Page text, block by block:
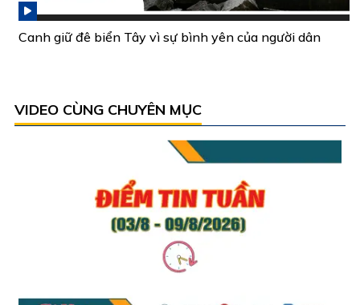
Canh giữ đê biển Tây vì sự bình yên của người dân
VIDEO CÙNG CHUYÊN MỤC